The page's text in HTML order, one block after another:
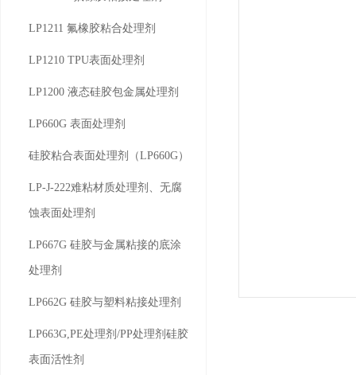
LP1211 氟橡胶粘合处理剂
LP1210 TPU表面处理剂
LP1200 液态硅胶包金属处理剂
LP660G 表面处理剂
硅胶粘合表面处理剂（LP660G）
LP-J-222难粘材质处理剂、无腐
蚀表面处理剂
LP667G 硅胶与金属粘接的底涂
处理剂
LP662G 硅胶与塑料粘接处理剂
LP663G,PE处理剂/PP处理剂硅胶
表面活性剂